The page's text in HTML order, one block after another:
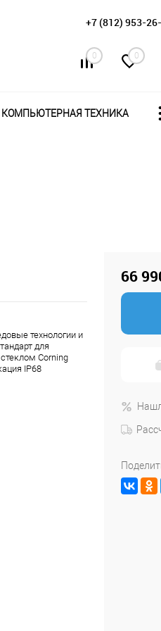
+7 (812) 953-
0 0
КОМПЬЮТЕРНАЯ ТЕХНИКА
технологии и
для
Corning
IP68
66